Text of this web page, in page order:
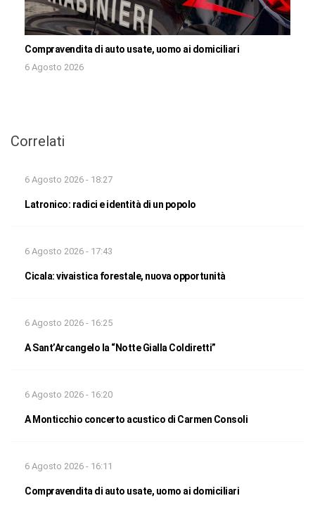
Compravendita di auto usate, uomo ai domiciliari
6 Agosto 2026
Correlati
6 Agosto 2026 - 18:27
Latronico: radici e identità di un popolo
6 Agosto 2026 - 17:43
Cicala: vivaistica forestale, nuova opportunità
6 Agosto 2026 - 16:25
A Sant’Arcangelo la “Notte Gialla Coldiretti”
6 Agosto 2026 - 16:20
A Monticchio concerto acustico di Carmen Consoli
6 Agosto 2026 - 16:11
Compravendita di auto usate, uomo ai domiciliari